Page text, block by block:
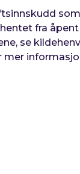
fra
se
mer